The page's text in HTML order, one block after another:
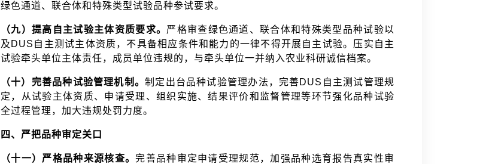
绿色通道、联合体和特殊类型试验品种参试要求。
（九）提高自主试验主体资质要求。 严格审查绿色通道、联合体和特殊类型品种试验以
及DUS自主测试主体资质，不具备相应条件和能力的一律不得开展自主试验。压实自主
试验牵头单位主体责任，成员单位违规的，与牵头单位一并纳入农业科研诚信档案。
（十）完善品种试验管理机制。制定出台品种试验管理办法，完善DUS自主测试管理规
定，从试验主体资质、申请受理、组织实施、结果评价和监督管理等环节强化品种试验
全过程管理，加大违规处罚力度。
四、严把品种审定关口
（十一）严格品种来源核查。完善品种审定申请受理规范，加强品种选育报告真实性审